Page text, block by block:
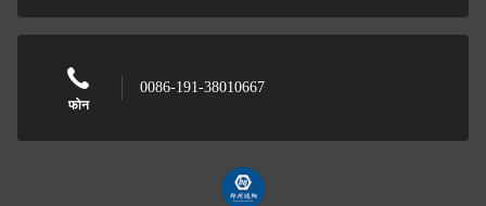
फोन
0086-191-38010667